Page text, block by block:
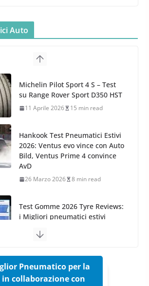
Gun per la tua Idropulitrice?
5 Maggio 2022 2 min read
Car Care
26 Marzo 2025 2 min read
Auto
Michelin Pilot Sport 4 S – Test
su Range Rover Sport D350 HST
11 Aprile 2026 15 min read
Hankook Test Pneumatici Estivi
2026: Ventus evo vince con Auto
Bild, Ventus Prime 4 convince
AvD
26 Marzo 2026 8 min read
Test Gomme 2026 Tyre Reviews:
i Migliori pneumatici estivi
17 Marzo 2026
Pirelli Cinturato 2026: due
vittorie nei test europei
Pneumatico per la
collaborazione con